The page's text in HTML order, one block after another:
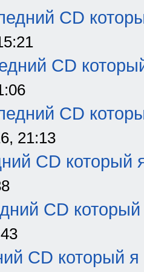
CD
CD
CD
21:13
CD который
CD который
CD который я